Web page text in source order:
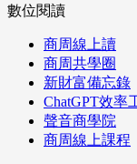
數位閱讀
商周線上讀
商周共學圈
新財富備忘錄
ChatGPT效率
聲音商學院
商周線上課程